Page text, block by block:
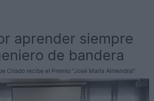
aprender siempre
de bandera
Criado recibe el Premio “José María Almendral”